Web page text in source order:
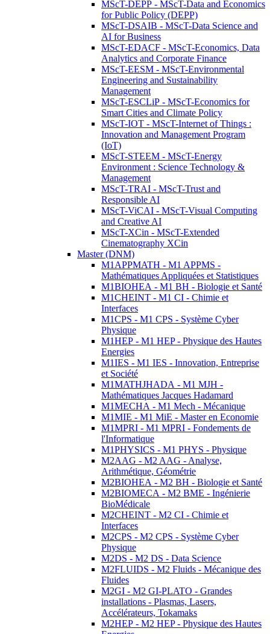
MScT-DEPP - MScT-Data and Economics
for Public Policy (DEPP)
MScT-DSAIB - MScT-Data Science and
AI for Business
MScT-EDACF - MScT-Economics, Data
Analytics and Corporate Finance
MScT-EESM - MScT-Environmental
Engineering and Sustainability
Management
MScT-ESCLiP - MScT-Economics for
Smart Cities and Climate Policy
MScT-IOT - MScT-Internet of Things :
Innovation and Management Program
(IoT)
MScT-STEEM - MScT-Energy
Environment : Science Technology &
Management
MScT-TRAI - MScT-Trust and
Responsible AI
MScT-ViCAI - MScT-Visual Computing
and Creative AI
MScT-XCin - MScT-Extended
Cinematography XCin
Master (DNM)
M1APPMATH - M1 APPMS -
Mathématiques Appliquées et Statistiques
M1BIOHEA - M1 BH - Biologie et Santé
M1CHEINT - M1 CI - Chimie et
Interfaces
M1CPS - M1 CPS - Système Cyber
Physique
M1HEP - M1 HEP - Physique des Hautes
Energies
M1IES - M1 IES - Innovation, Entreprise
et Société
M1MATHJHADA - M1 MJH -
Mathématiques Jacques Hadamard
M1MECHA - M1 Mech - Mécanique
M1MIE - M1 MiE - Master en Economie
M1MPRI - M1 MPRI - Fondements de
l'Informatique
M1PHYSICS - M1 PHYS - Physique
M2AAG - M2 AAG - Analyse,
Arithmétique, Géométrie
M2BIOHEA - M2 BH - Biologie et Santé
M2BIOMECA - M2 BME - Ingénierie
BioMédicale
M2CHEINT - M2 CI - Chimie et
Interfaces
M2CPS - M2 CPS - Système Cyber
Physique
M2DS - M2 DS - Data Science
M2FLUIDS - M2 Fluids - Mécanique des
Fluides
M2GI - M2 GI-PLATO - Grandes
installations - Plasmas, Lasers,
Accélérateurs, Tokamaks
M2HEP - M2 HEP - Physique des Hautes